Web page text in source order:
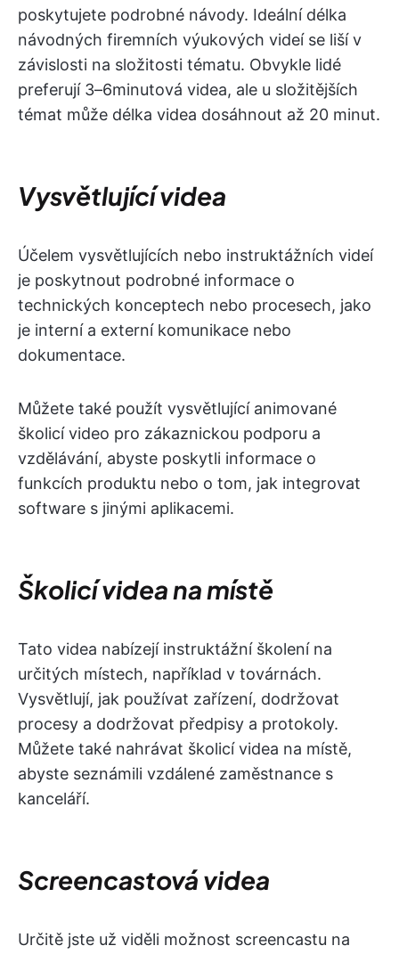
poskytujete podrobné návody. Ideální délka
návodných firemních výukových videí se liší v
závislosti na složitosti tématu. Obvykle lidé
preferují 3–6minutová videa, ale u složitějších
témat může délka videa dosáhnout až 20 minut.
Vysvětlující videa
Účelem vysvětlujících nebo instruktážních videí
je poskytnout podrobné informace o
technických konceptech nebo procesech, jako
je interní a externí komunikace nebo
dokumentace.
Můžete také použít vysvětlující animované
školicí video pro zákaznickou podporu a
vzdělávání, abyste poskytli informace o
funkcích produktu nebo o tom, jak integrovat
software s jinými aplikacemi.
Školicí videa na místě
Tato videa nabízejí instruktážní školení na
určitých místech, například v továrnách.
Vysvětlují, jak používat zařízení, dodržovat
procesy a dodržovat předpisy a protokoly.
Můžete také nahrávat školicí videa na místě,
abyste seznámili vzdálené zaměstnance s
kanceláří.
Screencastová videa
Určitě jste už viděli možnost screencastu na